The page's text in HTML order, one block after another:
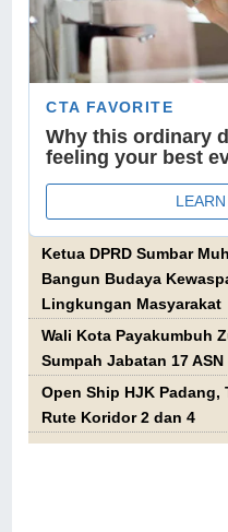
Ketua DPRD Sumbar
Bangun Budaya
Lingkungan Masyarakat
Wali Kota Payakumbuh
Sumpah Jabatan 17 ASN
Open Ship HJK Padang,
Rute Koridor 2 dan 4